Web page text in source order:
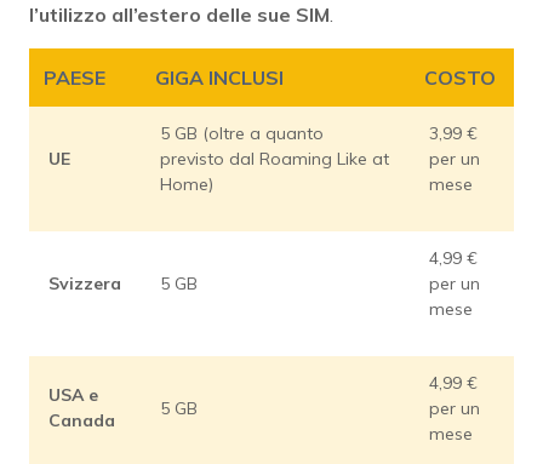
l’utilizzo all’estero delle sue SIM
PAESE GIGA INCLUSI COSTO
UE
5 GB (oltre a quanto
previsto dal Roaming Like at
Home)
3,99 €
per un
mese
Svizzera 5 GB
4,99 €
per un
mese
USA e
Canada
5 GB
4,99 €
per un
mese